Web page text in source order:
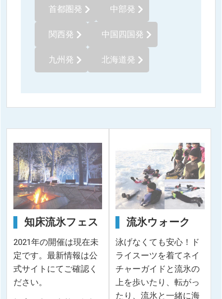
首都圏発 中部発
関西発 中国四国発
九州発 北海道発
知床流氷フェス
2021年の開催は現在未
定です。最新情報は公
式サイトにてご確認く
ださい。
流氷ウォーク
泳げなくても安心！ド
ライスーツを着てネイ
チャーガイドと流氷の
上を歩いたり、転がっ
たり、流氷と一緒に海